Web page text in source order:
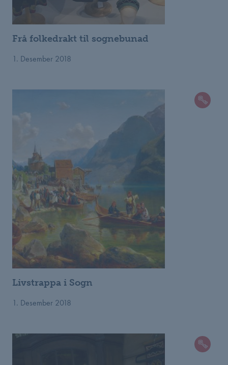
Frå folkedrakt til sognebunad
1. Desember 2018
Livstrappa i Sogn
1. Desember 2018